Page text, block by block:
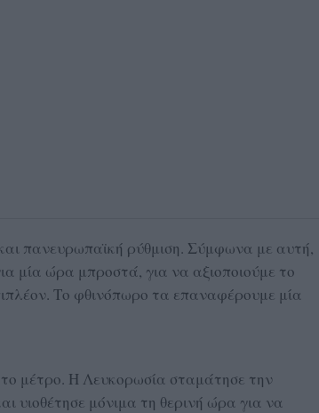
πανευρωπαϊκή ρύθμιση. Σύμφωνα με αυτή,
μία ώρα μπροστά, για να αξιοποιούμε το
Το φθινόπωρο τα επαναφέρουμε μία
το μέτρο. Η Λευκορωσία σταμάτησε την
υιοθέτησε μόνιμα τη θερινή ώρα για να